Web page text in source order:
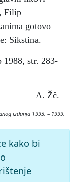
Filip
gotovo
Sikstina.
str. 283-
A. Žč.
izdanja 1993. – 1999.
mrežno
2026.
kako bi